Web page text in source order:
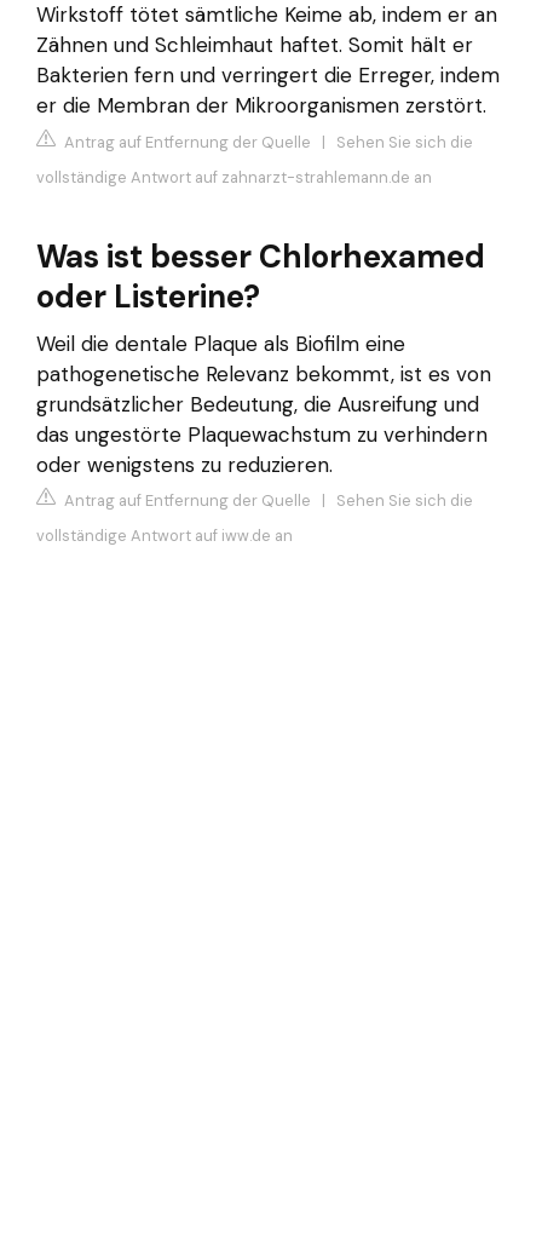
Wirkstoff tötet sämtliche Keime ab, indem er an
Zähnen und Schleimhaut haftet. Somit hält er
Bakterien fern und verringert die Erreger, indem
er die Membran der Mikroorganismen zerstört.
Antrag auf Entfernung der Quelle | Sehen Sie sich die
vollständige Antwort auf zahnarzt-strahlemann.de an
Was ist besser Chlorhexamed
oder Listerine?
Weil die dentale Plaque als Biofilm eine
pathogenetische Relevanz bekommt, ist es von
grundsätzlicher Bedeutung, die Ausreifung und
das ungestörte Plaquewachstum zu verhindern
oder wenigstens zu reduzieren.
Antrag auf Entfernung der Quelle | Sehen Sie sich die
vollständige Antwort auf iww.de an